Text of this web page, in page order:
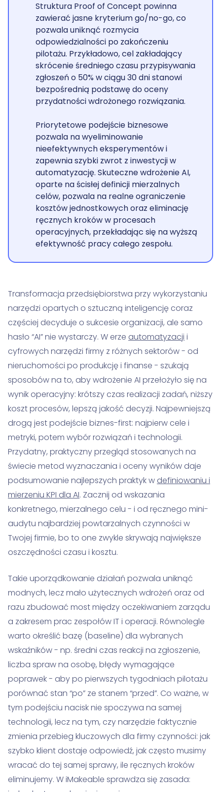
Struktura Proof of Concept powinna
zawierać jasne kryterium go/no-go, co
pozwala uniknąć rozmycia
odpowiedzialności po zakończeniu
pilotażu. Przykładowo, cel zakładający
skrócenie średniego czasu przypisywania
zgłoszeń o 50% w ciągu 30 dni stanowi
bezpośrednią podstawę do oceny
przydatności wdrożonego rozwiązania.
Priorytetowe podejście biznesowe
pozwala na wyeliminowanie
nieefektywnych eksperymentów i
zapewnia szybki zwrot z inwestycji w
automatyzację. Skuteczne wdrożenie AI,
oparte na ścisłej definicji mierzalnych
celów, pozwala na realne ograniczenie
kosztów jednostkowych oraz eliminację
ręcznych kroków w procesach
operacyjnych, przekładając się na wyższą
efektywność pracy całego zespołu.
Transformacja przedsiębiorstwa przy wykorzystaniu
narzędzi opartych o sztuczną inteligencję coraz
częściej decyduje o sukcesie organizacji, ale samo
hasło “AI” nie wystarczy. W erze automatyzacji i
cyfrowych narzędzi firmy z różnych sektorów - od
nieruchomości po produkcję i finanse - szukają
sposobów na to, aby wdrożenie AI przełożyło się na
wynik operacyjny: krótszy czas realizacji zadań, niższy
koszt procesów, lepszą jakość decyzji. Najpewniejszą
drogą jest podejście biznes-first: najpierw cele i
metryki, potem wybór rozwiązań i technologii.
Przydatny, praktyczny przegląd stosowanych na
świecie metod wyznaczania i oceny wyników daje
podsumowanie najlepszych praktyk wdefiniowaniu i
mierzeniu KPI dla AI. Zacznij od wskazania
konkretnego, mierzalnego celu - i od ręcznego mini-
audytu najbardziej powtarzalnych czynności w
Twojej firmie, bo to one zwykle skrywają największe
oszczędności czasu i kosztu.
Takie uporządkowanie działań pozwala uniknąć
modnych, lecz mało użytecznych wdrożeń oraz od
razu zbudować most między oczekiwaniem zarządu
a zakresem prac zespołów IT i operacji. Równolegle
warto określić bazę (baseline) dla wybranych
wskaźników - np. średni czas reakcji na zgłoszenie,
liczba spraw na osobę, błędy wymagające
poprawek - aby po pierwszych tygodniach pilotażu
porównać stan “po” ze stanem “przed”. Co ważne, w
tym podejściu nacisk nie spoczywa na samej
technologii, lecz na tym, czy narzędzie faktycznie
zmienia przebieg kluczowych dla firmy czynności: jak
szybko klient dostaje odpowiedź, jak często musimy
wracać do tej samej sprawy, ile ręcznych kroków
eliminujemy. W iMakeable sprawdza się zasada: